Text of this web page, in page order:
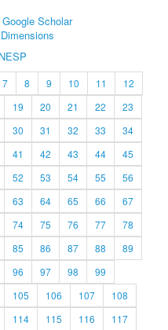
Google Scholar
Dimensions
7 8 9 10 11
12
19 20 21 22
23
30 31 32 33
34
41 42 43 44
45
52 53 54 55
56
63 64 65 66
67
74 75 76 77
78
85 86 87 88
89
96 97 98
99
105 106 107
108
114 115 116
117